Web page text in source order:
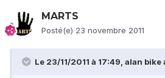
MARTS
Posté(e) 23 novembre 2011
Le 23/11/2011 à 17:49, alan bike